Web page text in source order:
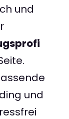
und
und